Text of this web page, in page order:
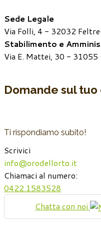
Sede Legale
Via Folli, 4 - 32032 Feltre
Stabilimento e
Via E. Mattei, 30 -
Domande sul tuo
Ti rispondiamo subito!
Scrivici
info@orodellorto.it
Chiamaci al numero:
0422.1583528
Chatta con noi